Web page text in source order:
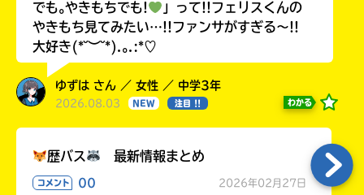
でも｡やきもちでも!
」って!!フェリスくんの
やきもち見てみたい…!!ファンサがすぎる〜!!
大好き(*˘︶˘*).｡.:*♡
ゆずは さん ／ 女性 ／ 中学3年
2026.08.03 NEW 注目 !! わかる
歴バス 最新情報まとめ
コメント 00 2026年02月27日